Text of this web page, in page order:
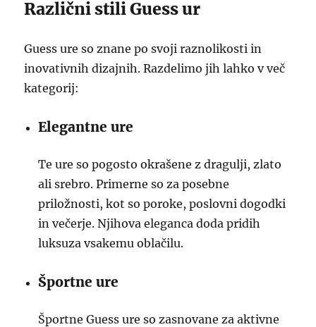
Različni stili Guess ur
Guess ure so znane po svoji raznolikosti in
inovativnih dizajnih. Razdelimo jih lahko v več
kategorij:
Elegantne ure
Te ure so pogosto okrašene z dragulji, zlato
ali srebro. Primerne so za posebne
priložnosti, kot so poroke, poslovni dogodki
in večerje. Njihova eleganca doda pridih
luksuza vsakemu oblačilu.
Športne ure
Športne Guess ure so zasnovane za aktivne